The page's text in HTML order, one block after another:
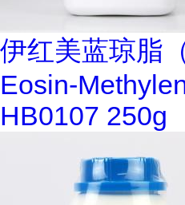
伊红美蓝琼脂
Eosin-
HB0107 250g